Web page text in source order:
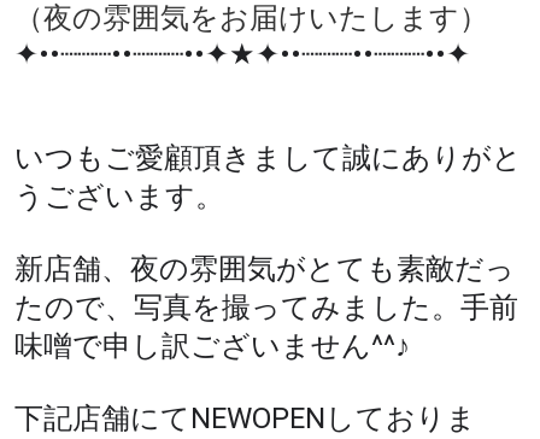
（夜の雰囲気をお届けいたします）
✦••┈┈┈••┈┈┈••✦★✦••┈┈┈••┈┈┈••✦
いつもご愛顧頂きまして誠にありがと
うございます。
新店舗、夜の雰囲気がとても素敵だっ
たので、写真を撮ってみました。手前
味噌で申し訳ございません^^♪
下記店舗にてNEWOPENしておりま